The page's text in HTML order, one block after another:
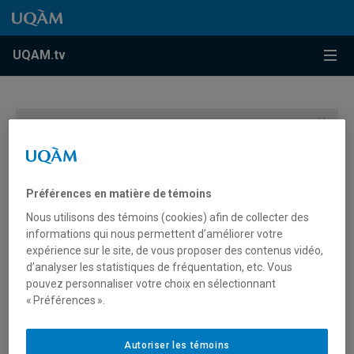
Accéder au contenu
Accéder au menu principal
Accéder à la recherche
Accéder au contenu
Accéder au menu principal
UQAM.tv
Vous devez autoriser les témoins publicitaires pour
afficher les vidéos provenant de Youtube.
minute UQAM
Préférences en matière de témoins
Nous utilisons des témoins (cookies) afin de collecter des
informations qui nous permettent d’améliorer votre
expérience sur le site, de vous proposer des contenus vidéo,
d’analyser les statistiques de fréquentation, etc. Vous
pouvez personnaliser votre choix en sélectionnant
« Préférences ».
Autoriser les témoins